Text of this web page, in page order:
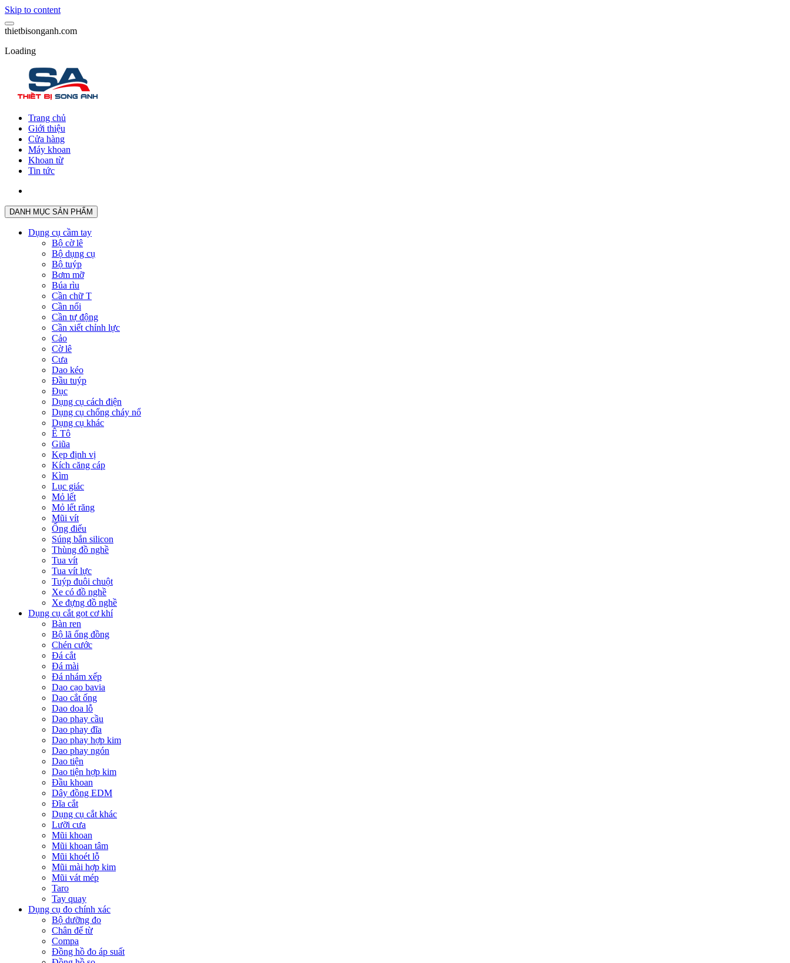
Skip to content
thietbisonganh.com
Loading
Trang chủ
Giới thiệu
Cửa hàng
Máy khoan
Khoan từ
Tin tức
DANH MỤC SẢN PHẨM
Dụng cụ cầm tay
Bộ cờ lê
Bộ dụng cụ
Bộ tuýp
Bơm mỡ
Búa rìu
Cần chữ T
Cần nối
Cần tự động
Cần xiết chỉnh lực
Cảo
Cờ lê
Cưa
Dao kéo
Đầu tuýp
Đục
Dụng cụ cách điện
Dụng cụ chống cháy nổ
Dụng cụ khác
Ê Tô
Giũa
Kẹp định vị
Kích căng cáp
Kìm
Lục giác
Mỏ lết
Mỏ lết răng
Mũi vít
Ống điếu
Súng bắn silicon
Thùng đồ nghề
Tua vít
Tua vít lực
Tuýp đuôi chuột
Xe có đồ nghề
Xe đựng đồ nghề
Dụng cụ cắt gọt cơ khí
Bàn ren
Bộ lã ống đồng
Chén cước
Đá cắt
Đá mài
Đá nhám xếp
Dao cạo bavia
Dao cắt ống
Dao doa lỗ
Dao phay cầu
Dao phay đĩa
Dao phay hợp kim
Dao phay ngón
Dao tiện
Dao tiện hợp kim
Đầu khoan
Dây đồng EDM
Đĩa cắt
Dụng cụ cắt khác
Lưỡi cưa
Mũi khoan
Mũi khoan tâm
Mũi khoét lỗ
Mũi mài hợp kim
Mũi vát mép
Taro
Tay quay
Dụng cụ đo chính xác
Bộ dưỡng đo
Chân đế từ
Compa
Đồng hồ đo áp suất